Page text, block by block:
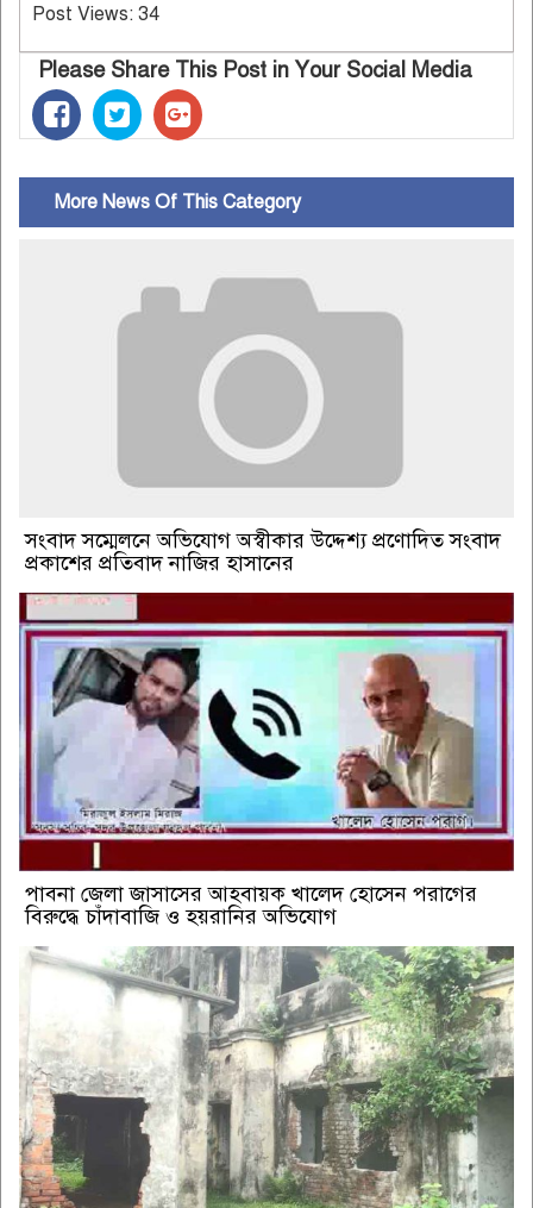
Post Views: 34
Please Share This Post in Your Social Media
More News Of This Category
সংবাদ সম্মেলনে অভিযোগ অস্বীকার উদ্দেশ্য প্রণোদিত সংবাদ
প্রকাশের প্রতিবাদ নাজির হাসানের
পাবনা জেলা জাসাসের আহবায়ক খালেদ হোসেন পরাগের
বিরুদ্ধে চাঁদাবাজি ও হয়রানির অভিযোগ